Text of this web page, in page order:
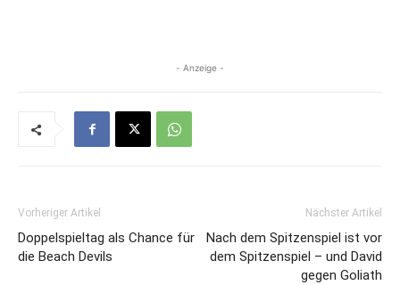
- Anzeige -
Vorheriger Artikel
Doppelspieltag als Chance für
die Beach Devils
Nächster Artikel
Nach dem Spitzenspiel ist vor
dem Spitzenspiel – und David
gegen Goliath